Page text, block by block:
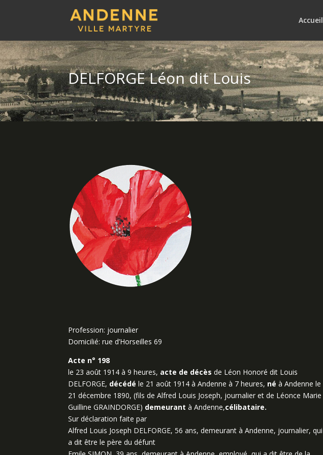
Accueil
DELFORGE Léon dit Louis
Profession: journalier
Domicilié: rue d’Horseilles 69
Acte n° 198
le 23 août 1914 à 9 heures, acte de décès de Léon Honoré dit Louis
DELFORGE, décédé le 21 août 1914 à Andenne à 7 heures, né à Andenne le
21 décembre 1890, (fils de Alfred Louis Joseph, journalier et de Léonce Marie
Guilline GRAINDORGE) demeurant à Andenne,célibataire.
Sur déclaration faite par
Alfred Louis Joseph DELFORGE, 56 ans, demeurant à Andenne, journalier, qui
a dit être le père du défunt